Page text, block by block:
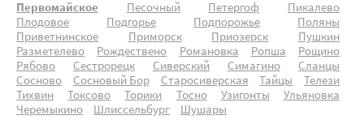
Первомайское
Песочный Петергоф
Пикалево
Плодовое
Подгорье Подпорожье
Поляны
Приветнинское
Приморск Приозерск
Пушкин
Разметелево
Рождествено Романовка Ропша
Рощино
Рябово
Сестрорецк Сиверский Симагино
Сланцы
Сосново
Сосновый Бор Старосиверская Тайцы
Телези
Тихвин
Токсово Торики Тосно Узигонты
Ульяновка
Черемыкино
Шлиссельбург Шушары